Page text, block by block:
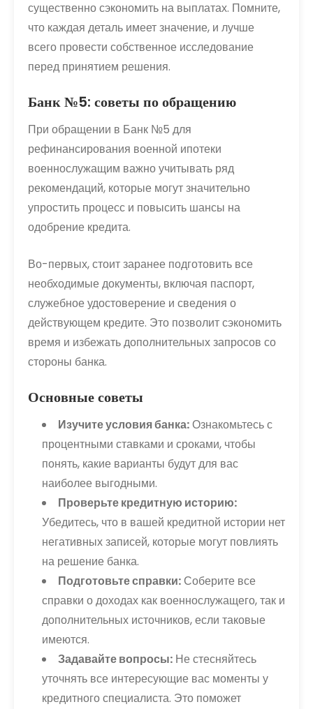
существенно сэкономить на выплатах. Помните,
что каждая деталь имеет значение, и лучше
всего провести собственное исследование
перед принятием решения.
Банк №5: советы по обращению
При обращении в Банк №5 для
рефинансирования военной ипотеки
военнослужащим важно учитывать ряд
рекомендаций, которые могут значительно
упростить процесс и повысить шансы на
одобрение кредита.
Во-первых, стоит заранее подготовить все
необходимые документы, включая паспорт,
служебное удостоверение и сведения о
действующем кредите. Это позволит сэкономить
время и избежать дополнительных запросов со
стороны банка.
Основные советы
Изучите условия банка:Ознакомьтесь с
процентными ставками и сроками, чтобы
понять, какие варианты будут для вас
наиболее выгодными.
Проверьте кредитную историю:
Убедитесь, что в вашей кредитной истории нет
негативных записей, которые могут повлиять
на решение банка.
Подготовьте справки: Соберите все
справки о доходах как военнослужащего, так и
дополнительных источников, если таковые
имеются.
Задавайте вопросы: Не стесняйтесь
уточнять все интересующие вас моменты у
кредитного специалиста. Это поможет